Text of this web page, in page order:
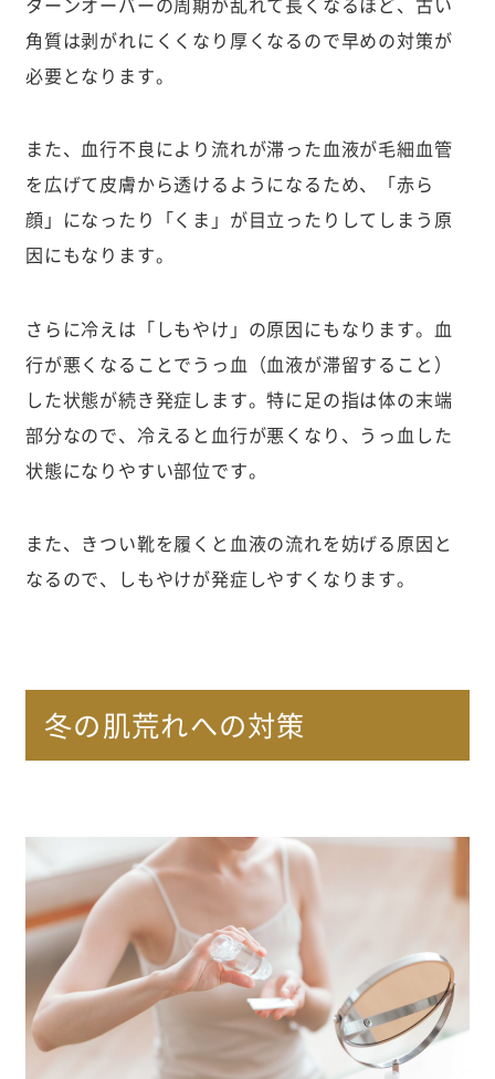
角質は剥がれにくくなり厚くなるので早めの対策が
必要となります。
また、血行不良により流れが滞った血液が毛細血管
を広げて皮膚から透けるようになるため、「赤ら
顔」になったり「くま」が目立ったりしてしまう原
因にもなります。
さらに冷えは「しもやけ」の原因にもなります。血
行が悪くなることでうっ血（血液が滞留すること）
した状態が続き発症します。特に足の指は体の末端
部分なので、冷えると血行が悪くなり、うっ血した
状態になりやすい部位です。
また、きつい靴を履くと血液の流れを妨げる原因と
なるので、しもやけが発症しやすくなります。
冬の肌荒れへの対策